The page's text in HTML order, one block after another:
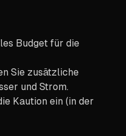
Budget für die
Sie zusätzliche
und Strom.
Kaution ein (in der